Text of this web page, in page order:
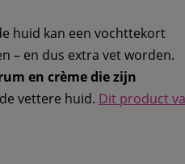
huid kan een vochttekort
– en dus extra vet worden.
en crème die zijn
vettere huid. Dit product